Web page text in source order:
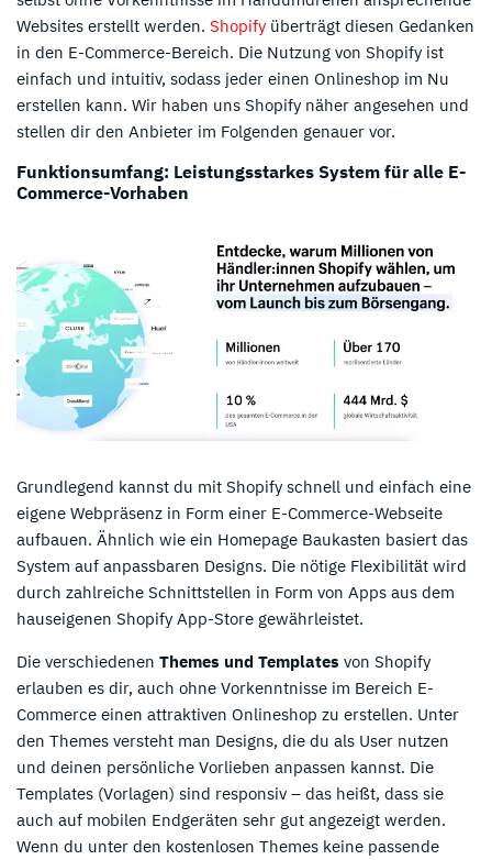
Websites erstellt werden. Shopify überträgt diesen Gedanken
in den E-Commerce-Bereich. Die Nutzung von Shopify ist
einfach und intuitiv, sodass jeder einen Onlineshop im Nu
erstellen kann. Wir haben uns Shopify näher angesehen und
stellen dir den Anbieter im Folgenden genauer vor.
Funktionsumfang: Leistungsstarkes System für alle E-
Commerce-Vorhaben
Grundlegend kannst du mit Shopify schnell und einfach eine
eigene Webpräsenz in Form einer E-Commerce-Webseite
aufbauen. Ähnlich wie ein Homepage Baukasten basiert das
System auf anpassbaren Designs. Die nötige Flexibilität wird
durch zahlreiche Schnittstellen in Form von Apps aus dem
hauseigenen Shopify App-Store gewährleistet.
Die verschiedenen Themes und Templates von Shopify
erlauben es dir, auch ohne Vorkenntnisse im Bereich E-
Commerce einen attraktiven Onlineshop zu erstellen. Unter
den Themes versteht man Designs, die du als User nutzen
und deinen persönliche Vorlieben anpassen kannst. Die
Templates (Vorlagen) sind responsiv – das heißt, dass sie
auch auf mobilen Endgeräten sehr gut angezeigt werden.
Wenn du unter den kostenlosen Themes keine passende